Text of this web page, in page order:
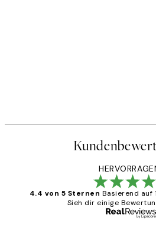
4.4 von 5 Sternen Basierend auf
Sieh dir einige